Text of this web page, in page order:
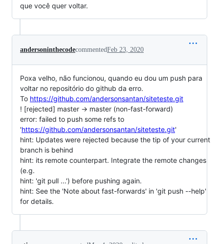
que você quer voltar.
andersoninthecodecommentedFeb 23, 2020
Poxa velho, não funcionou, quando eu dou um push para
voltar no repositório do github da erro.
To https://github.com/andersonsantan/siteteste.git
! [rejected] master -> master (non-fast-forward)
error: failed to push some refs to
'https://github.com/andersonsantan/siteteste.git'
hint: Updates were rejected because the tip of your current
branch is behind
hint: its remote counterpart. Integrate the remote changes
(e.g.
hint: 'git pull ...') before pushing again.
hint: See the 'Note about fast-forwards' in 'git push --help'
for details.